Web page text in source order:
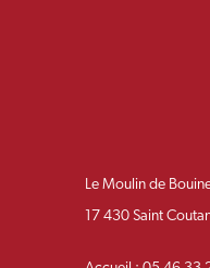
Le Moulin de
17 430 Saint